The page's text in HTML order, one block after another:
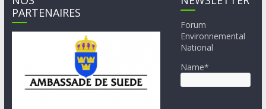
PARTENAIRES
Forum
Environnemental
National
Name*